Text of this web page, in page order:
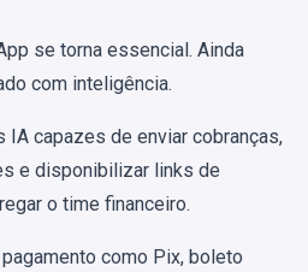
se torna essencial. Ainda
com inteligência.
IA capazes de enviar cobranças,
e disponibilizar links de
o time financeiro.
como Pix, boleto